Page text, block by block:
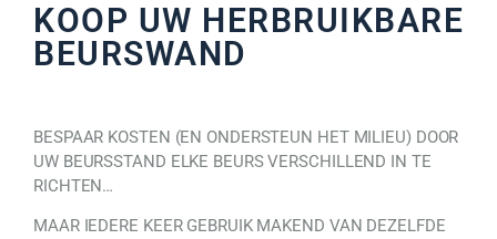
KOOP UW HERBRUIKBARE
BEURSWAND
BESPAAR KOSTEN (EN ONDERSTEUN HET MILIEU) DOOR
UW BEURSSTAND ELKE BEURS VERSCHILLEND IN TE
RICHTEN…
MAAR IEDERE KEER GEBRUIK MAKEND VAN DEZELFDE